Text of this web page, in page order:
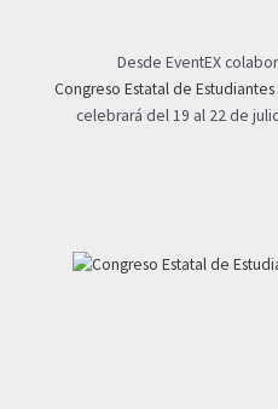
Desde EventEX
Congreso Estatal de
celebrará del 19 al 22 de